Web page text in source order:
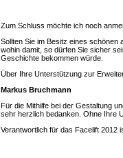
Zum Schluss möchte ich noch
Sollten Sie im Besitz eines schönen
wohin damit, so dürfen Sie sicher
Geschichte bekommen würde.
Über Ihre Unterstützung zur
Markus Bruchmann
Für die Mithilfe bei der Gestaltung
sehr herzlich bedanken. Ohne Ihre
Verantwortlich für das Facelift 2012